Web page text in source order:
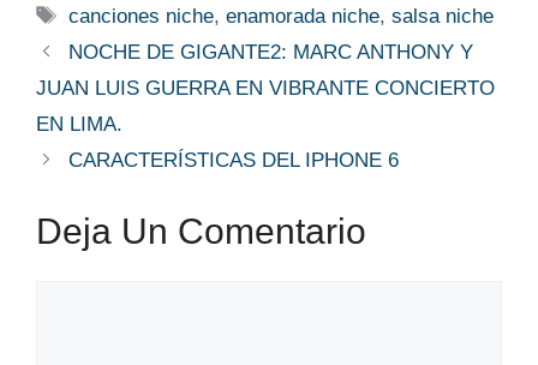
Etiquetas
canciones niche,enamorada niche,salsa niche
NOCHE DE GIGANTE2: MARC ANTHONY Y
JUAN LUIS GUERRA EN VIBRANTE CONCIERTO
EN LIMA.
CARACTERÍSTICAS DEL IPHONE 6
Deja Un Comentario